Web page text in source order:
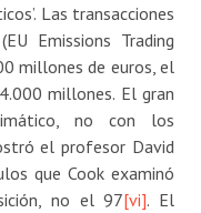
Las transacciones
Emissions Trading
millones de euros, el
millones. El gran
no con los
el profesor David
que Cook examinó
no el 97[vi]. El